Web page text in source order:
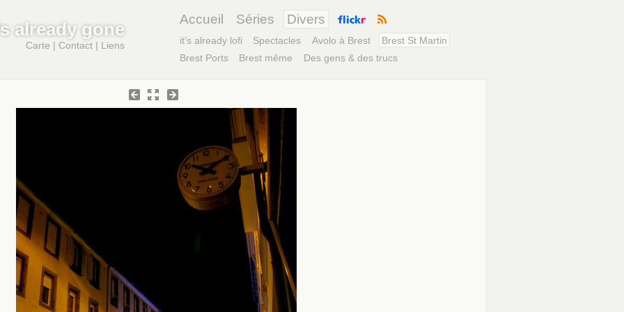
already gone
Carte | Contact | Liens
Accueil Séries Divers
it’s already lofi Spectacles Avolo à Brest
Brest St Martin
Brest Ports
Brest même Des gens & des trucs